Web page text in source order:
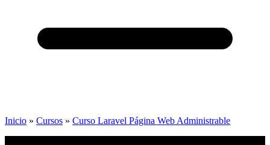
Inicio » Cursos » Curso Laravel Página Web Administrable